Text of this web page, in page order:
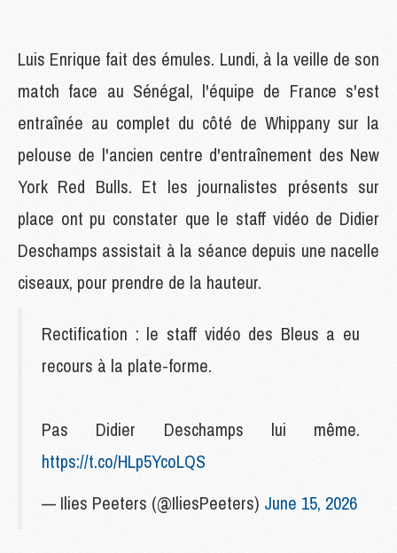
Luis Enrique fait des émules. Lundi, à la veille de son
match face au Sénégal, l'équipe de France s'est
entraînée au complet du côté de Whippany sur la
pelouse de l'ancien centre d'entraînement des New
York Red Bulls. Et les journalistes présents sur
place ont pu constater que le staff vidéo de Didier
Deschamps assistait à la séance depuis une nacelle
ciseaux, pour prendre de la hauteur.
Rectification : le staff vidéo des Bleus a eu
recours à la plate-forme.
Pas Didier Deschamps lui même.
https://t.co/HLp5YcoLQS
— Ilies Peeters (@IliesPeeters) June 15, 2026